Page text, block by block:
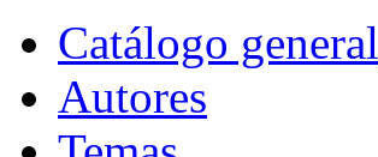
Catálogo general
Autores